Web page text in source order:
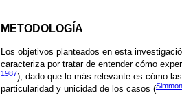
METODOLOGÍA
Los objetivos planteados en esta
caracteriza por tratar de entender cómo
1987), dado que lo más relevante es cómo
particularidad y unicidad de los casos (